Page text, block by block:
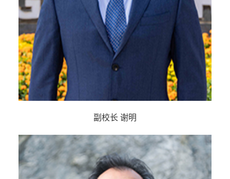
副校长 谢明